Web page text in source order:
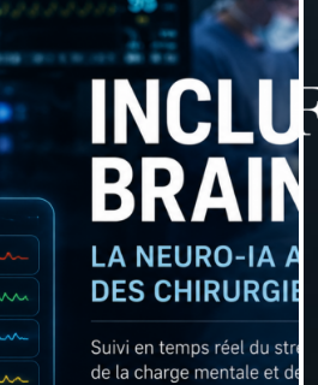
APPREND À LIRE LA
DU CHIRURGIEN